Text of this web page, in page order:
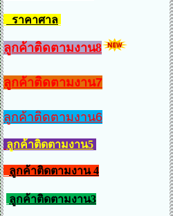
ราคาศาล
ลูกค้าติดตามงาน8
ลูกค้าติดตามงาน7
ลูกค้าติดตามงาน6
ลูกค้าติดตามงาน5
ลูกค้าติดตามงาน 4
ลูกค้าติดตามงาน3